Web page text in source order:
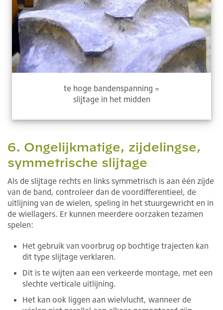
te hoge bandenspanning =
slijtage in het midden
6. Ongelijkmatige, zijdelingse,
symmetrische slijtage
Als de slijtage rechts en links symmetrisch is aan één zijde
van de band, controleer dan de voordifferentieel, de
uitlijning van de wielen, speling in het stuurgewricht en in
de wiellagers. Er kunnen meerdere oorzaken tezamen
spelen:
Het gebruik van voorbrug op bochtige trajecten kan
dit type slijtage verklaren.
Dit is te wijten aan een verkeerde montage, met een
slechte verticale uitlijning.
Het kan ook liggen aan wielvlucht, wanneer de